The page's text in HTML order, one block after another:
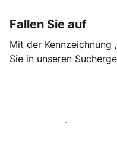
Fallen Sie auf
Mit der Kennzeichnung
Sie in unseren
Noch heute loslegen